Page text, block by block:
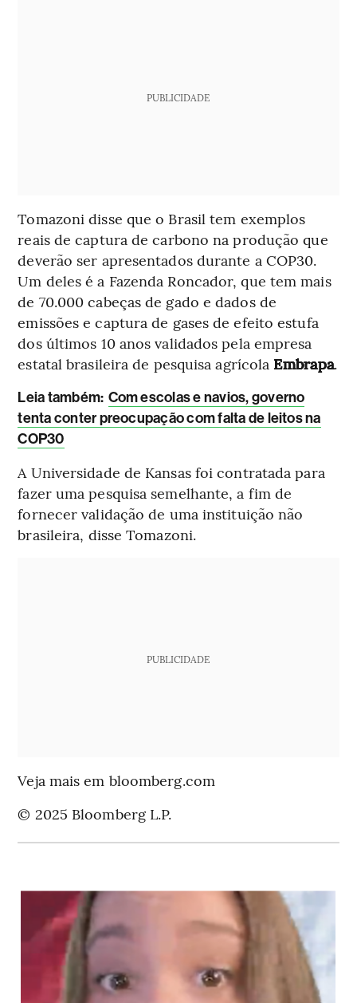
PUBLICIDADE
Tomazoni disse que o Brasil tem exemplos
reais de captura de carbono na produção que
deverão ser apresentados durante a COP30.
Um deles é a Fazenda Roncador, que tem mais
de 70.000 cabeças de gado e dados de
emissões e captura de gases de efeito estufa
dos últimos 10 anos validados pela empresa
estatal brasileira de pesquisa agrícola Embrapa.
Leia também: Com escolas e navios, governo
tenta conter preocupação com falta de leitos na
COP30
A Universidade de Kansas foi contratada para
fazer uma pesquisa semelhante, a fim de
fornecer validação de uma instituição não
brasileira, disse Tomazoni.
PUBLICIDADE
Veja mais em bloomberg.com
© 2025 Bloomberg L.P.